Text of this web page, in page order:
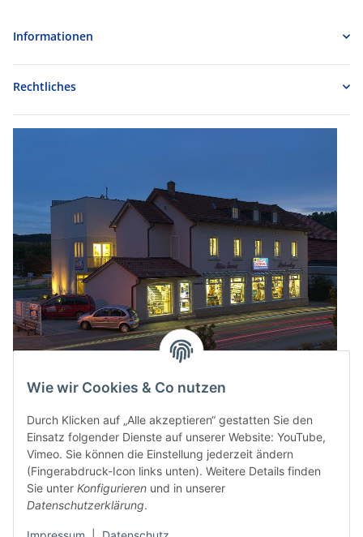
Wie wir Cookies & Co nutzen
Durch Klicken auf „Alle akzeptieren“ gestatten Sie den
Einsatz folgender Dienste auf unserer Website: YouTube,
Vimeo. Sie können die Einstellung jederzeit ändern
(Fingerabdruck-Icon links unten). Weitere Details finden
Sie unter Konfigurieren und in unserer
Datenschutzerklärung.
Informationen
Rechtliches